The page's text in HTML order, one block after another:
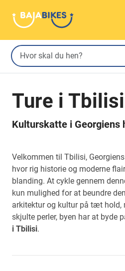
Ture i Tbilisi
Kulturskatte i Georgiens
Velkommen til Tbilisi,
hvor rig historie og moderne
blanding. At cykle gennem
kun mulighed for at beundre
arkitektur og kultur på tæt hold,
skjulte perler, byen har at byde
i Tbilisi.